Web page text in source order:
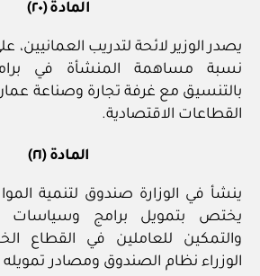
المادة (٢٠)
يصدر الوزير لائحة لتدريب العمانيين،
نسبة مساهمة المنشأة في
بالتنسيق مع غرفة تجارة وصناعة
القطاعات الاقتصادية.
المادة (٢١)
ينشأ في الوزارة صندوق لتنمية
يختص بتمويل برامج وسياسات
والتمكين للعاملين في القطاع
الوزراء نظام الصندوق ومصادر تمويله